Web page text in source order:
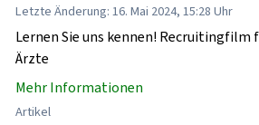
Letzte Änderung: 16. Mai 2024, 15:28 Uhr
Lernen Sie uns kennen! Recruitingfilm
Ärzte
Mehr Informationen
Artikel